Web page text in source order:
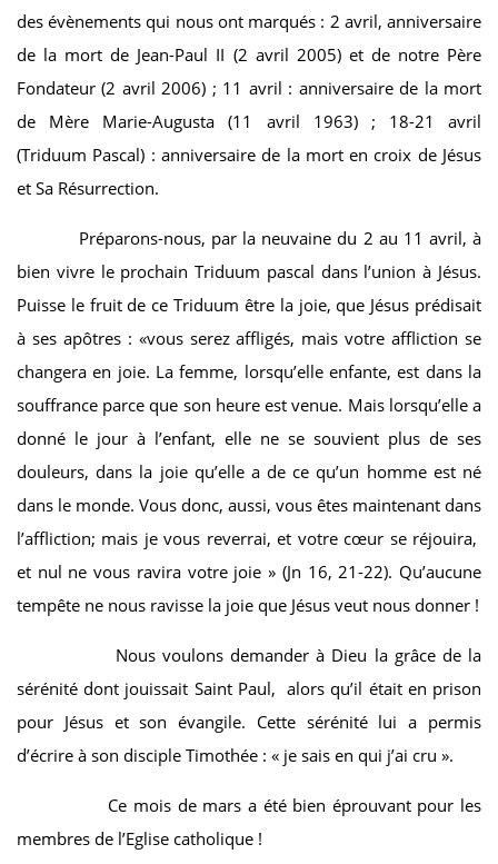
des évènements qui nous ont marqués : 2 avril, anniversaire
de la mort de Jean-Paul II (2 avril 2005) et de notre Père
Fondateur (2 avril 2006) ; 11 avril : anniversaire de la mort
de Mère Marie-Augusta (11 avril 1963) ; 18-21 avril
(Triduum Pascal) : anniversaire de la mort en croix de Jésus
et Sa Résurrection.
Préparons-nous, par la neuvaine du 2 au 11 avril, à
bien vivre le prochain Triduum pascal dans l’union à Jésus.
Puisse le fruit de ce Triduum être la joie, que Jésus prédisait
à ses apôtres : «vous serez affligés, mais votre affliction se
changera en joie. La femme, lorsqu’elle enfante, est dans la
souffrance parce que son heure est venue. Mais lorsqu’elle a
donné le jour à l’enfant, elle ne se souvient plus de ses
douleurs, dans la joie qu’elle a de ce qu’un homme est né
dans le monde. Vous donc, aussi, vous êtes maintenant dans
l’affliction; mais je vous reverrai, et votre cœur se réjouira,
et nul ne vous ravira votre joie » (Jn 16, 21-22). Qu’aucune
tempête ne nous ravisse la joie que Jésus veut nous donner !
Nous voulons demander à Dieu la grâce de la
sérénité dont jouissait Saint Paul, alors qu’il était en prison
pour Jésus et son évangile. Cette sérénité lui a permis
d’écrire à son disciple Timothée : « je sais en qui j’ai cru ».
Ce mois de mars a été bien éprouvant pour les
membres de l’Eglise catholique !